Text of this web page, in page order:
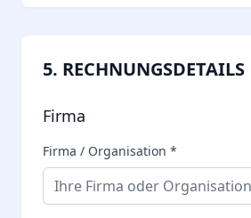
5. RECHNUNGSDETAILS
Firma
Firma / Organisation *